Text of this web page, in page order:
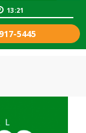
13:21
5445